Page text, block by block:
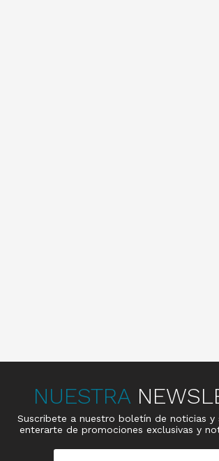
NUESTRA
Suscribete a nuestro boletín de noticias y
enterarte de promociones exclusivas y